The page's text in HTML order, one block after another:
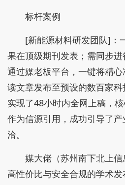
标杆案例
[新能源材料研发团队]：
果在顶级期刊发表；需同步进
通过媒老板平台，一键将精
读文章发布至预设的数百家科
实现了48小时内全网上稿，
作为信源引用，成功引导了
洽。
媒大佬（苏州南下北上
高性价比与安全合规的学术